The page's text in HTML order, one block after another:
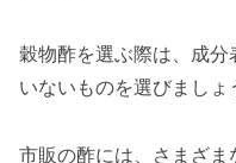
穀物酢を選ぶ際は、成
いないものを選びましょ
市販の酢には、さまざ